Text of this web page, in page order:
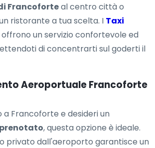
Francoforteal centro città o
ristorante a tua scelta. I Taxi
offrono un servizio confortevole ed
di concentrarti sul goderti il
Aeroportuale Francoforte
a Francoforte e desideri un
, questa opzione è ideale.
privato dall'aeroporto garantisce un